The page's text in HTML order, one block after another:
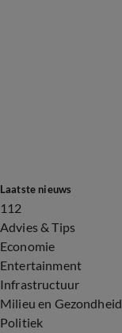
Laatste nieuws
112
Advies & Tips
Economie
Entertainment
Infrastructuur
Milieu en Gezondheid
Politiek